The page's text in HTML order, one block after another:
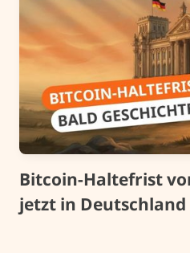
Bitcoin-Haltefrist
jetzt in